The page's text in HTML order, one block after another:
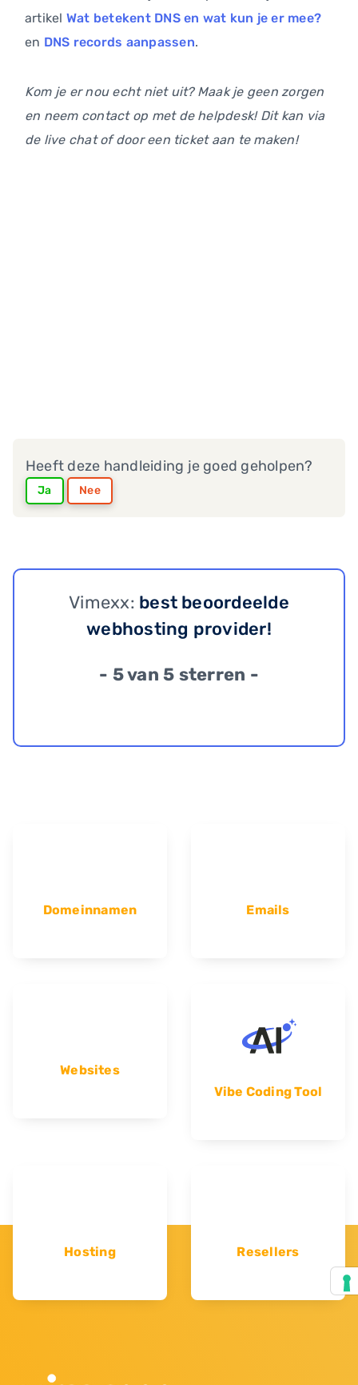
artikel Wat betekent DNS en wat kun je er mee?
en DNS records aanpassen.
Kom je er nou echt niet uit? Maak je geen zorgen
en neem contact op met de helpdesk! Dit kan via
de live chat of door een ticket aan te maken!
Heeft deze handleiding je goed geholpen?
Ja Nee
Vimexx: best beoordeelde
webhosting provider!
- 5 van 5 sterren -
Domeinnamen Emails
Websites
Vibe Coding Tool
Hosting Resellers